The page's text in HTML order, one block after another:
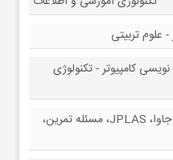
- علوم تربیتی
نویسی کامپیوتر - تکنولوژی
برنامه نویسی جاوا، JPLAS، مسئله تمرین،